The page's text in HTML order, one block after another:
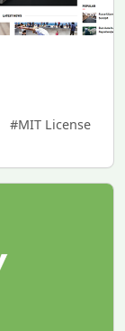
#MIT License